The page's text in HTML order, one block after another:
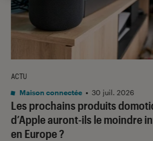
Les prochains produits
d’Apple auront-ils le moindre
en Europe ?
ACTU
Maison connectée • 30 juil. 2026